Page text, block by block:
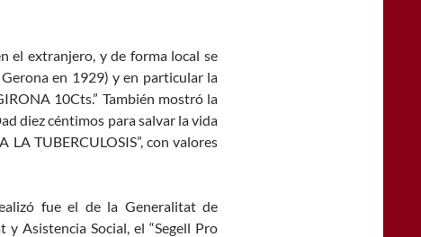
el extranjero, y de forma local se
en 1929) y en particular la
10Cts.” También mostró la
diez céntimos para salvar la vida
LA TUBERCULOSIS”, con valores
fue el de la Generalitat de
Asistencia Social, el “Segell Pro